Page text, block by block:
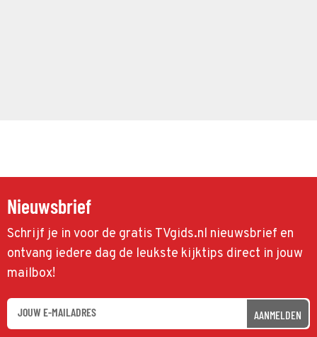
Nieuwsbrief
Schrijf je in voor de gratis TVgids.nl nieuwsbrief en
ontvang iedere dag de leukste kijktips direct in jouw
mailbox!
AANMELDEN